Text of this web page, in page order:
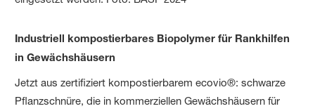
Industriell kompostierbares Biopolymer für Rankhilfen
in Gewächshäusern
Jetzt aus zertifiziert kompostierbarem ecovio®: schwarze
Pflanzschnüre, die in kommerziellen Gewächshäusern für